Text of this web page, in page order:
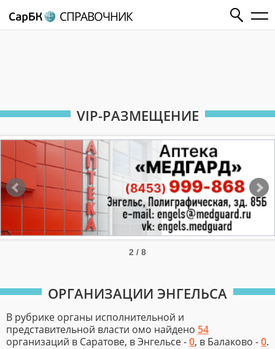
СПРАВОЧНИК
VIP-РАЗМЕЩЕНИЕ
2 / 8
ОРГАНИЗАЦИИ ЭНГЕЛЬСА
В рубрике органы исполнительной и
представительной власти омо найдено 54
организаций в Саратове, в Энгельсе -0, в Балаково -0.